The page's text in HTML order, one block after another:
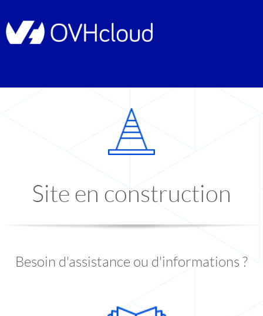
Site en construction
Besoin d'assistance ou d'informations ?